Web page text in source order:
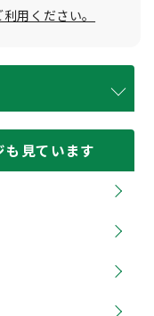
用ください。
も見ています